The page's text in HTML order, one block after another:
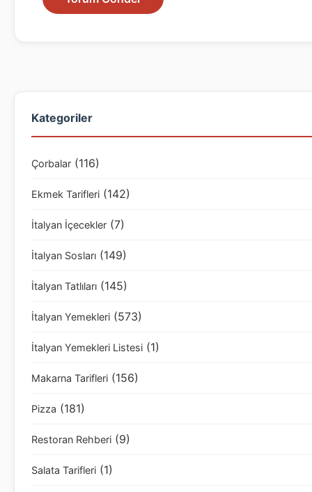
Kategoriler
Çorbalar (116)
Ekmek Tarifleri (142)
İtalyan İçecekler (7)
İtalyan Sosları (149)
İtalyan Tatlıları (145)
İtalyan Yemekleri (573)
İtalyan Yemekleri Listesi (1)
Makarna Tarifleri (156)
Pizza (181)
Restoran Rehberi (9)
Salata Tarifleri (1)